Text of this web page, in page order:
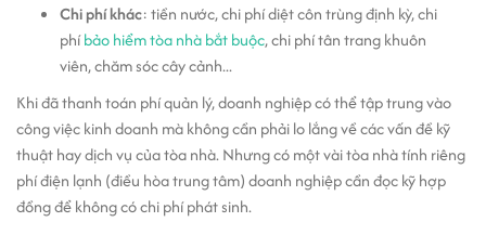
Chi phí khác: tiền nước, chi phí diệt côn trùng định kỳ, chi
phíbảo hiểm tòa nhà bắt buộc, chi phí tân trang khuôn
viên, chăm sóc cây cảnh...
Khi đã thanh toán phí quản lý, doanh nghiệp có thể tập trung vào
công việc kinh doanh mà không cần phải lo lắng về các vấn đề kỹ
thuật hay dịch vụ của tòa nhà. Nhưng có một vài tòa nhà tính riêng
phí điện lạnh (điều hòa trung tâm) doanh nghiệp cần đọc kỹ hợp
đồng để không có chi phí phát sinh.